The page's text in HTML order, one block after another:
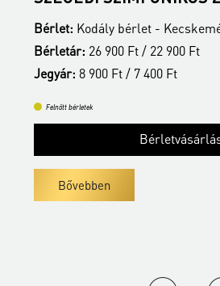
Bérlet: Kodály bérlet -
Bérletár: 26 900 Ft / 22 900 Ft
Jegyár: 8 900 Ft / 7 400 Ft
Felnőtt bérletek
Bővebben